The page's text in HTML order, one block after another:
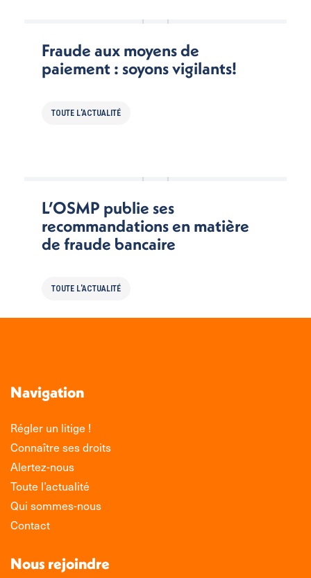
Fraude aux moyens de
paiement : soyons vigilants!
TOUTE L'ACTUALITÉ
L’OSMP publie ses
recommandations en matière
de fraude bancaire
TOUTE L'ACTUALITÉ
Navigation
Régler un litige !
Connaître ses droits
Alertez-nous
Toute l’actualité
Qui sommes-nous
Contact
Nous rejoindre